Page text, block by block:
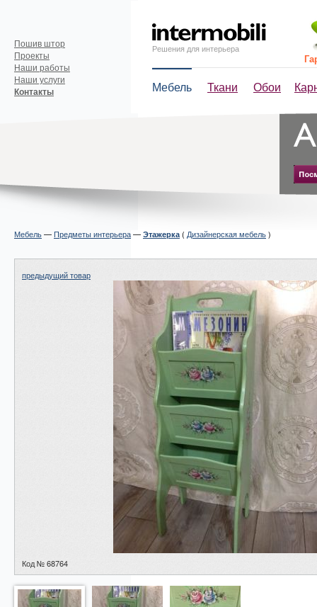
Решения для интерьера
Мебель Ткани Обои
Пошив штор
Проекты
Наши работы
Наши услуги
Контакты
Мебель—Предметы интерьера— Этажерка ( Дизайнерская мебель)
предыдущий товар
Код № 68764